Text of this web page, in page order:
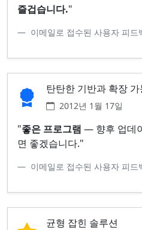
즐겁습니다."
이메일로 접수된 사용자 피드
탄탄한 기반과 확장 가
2012년 1월 17일
"좋은 프로그램 — 향후 업데
면 좋겠습니다."
이메일로 접수된 사용자 피드
균형 잡힌 솔루션